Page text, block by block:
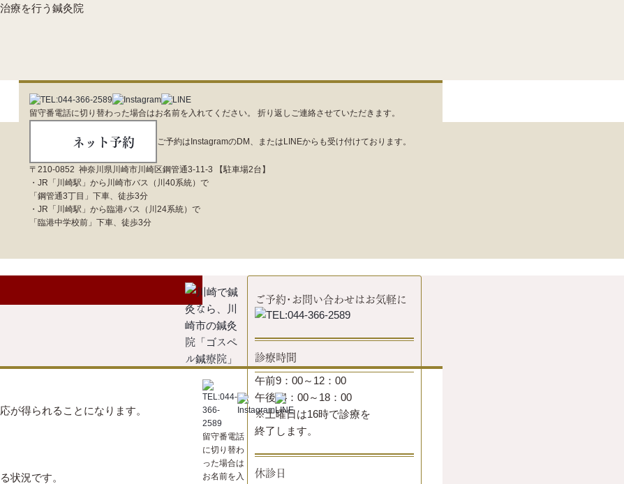
療を行う鍼灸院
留守番電話に切り替わった場合はお名前を入れてください。 折り返しご連絡させていただきます。
ネット予約 ご予約はInstagramのDM、またはLINEからも受け付けております。
〒210-0852 神奈川県川崎市川崎区鋼管通3-11-3 【駐車場2台】
・JR「川崎駅」から川崎市バス（川40系統）で
「鋼管通3丁目」下車、徒歩3分
・JR「川崎駅」から臨港バス（川24系統）で
「臨港中学校前」下車、徒歩3分
が得られることになります。
状況です。
ご予約･お問い合わせはお気軽に
診療時間
午前9：00～12：00
午後14：00～18：00
※土曜日は16時で診療を
終了します。
休診日
留守番電話
に切り替わ
った場合は
お名前を入